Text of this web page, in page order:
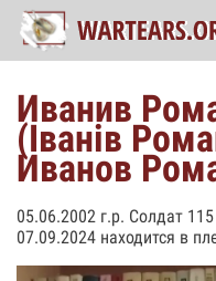
Иванив
(Іванів
Иванов
05.06.2002 г.р. Солдат
07.09.2024 находится в